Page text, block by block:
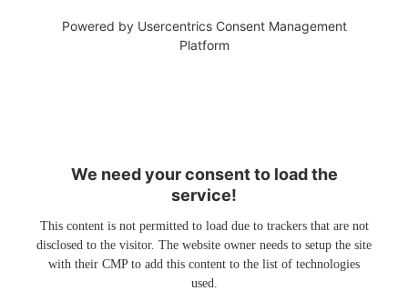
Powered by Usercentrics Consent Management
Platform
We need your consent to load the
service!
This content is not permitted to load due to trackers that are not
disclosed to the visitor. The website owner needs to setup the site
with their CMP to add this content to the list of technologies
used.